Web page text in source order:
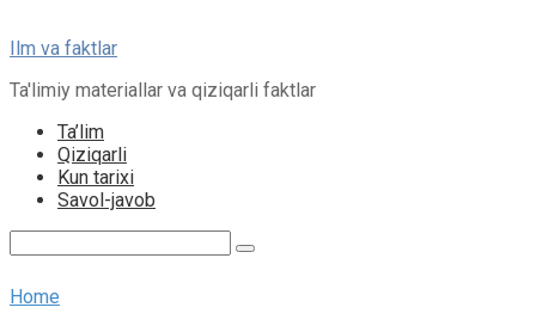
Skip
content
Ilm va faktlar
Ta'limiy materiallar va qiziqarli faktlar
Ta’lim
Qiziqarli
Kun tarixi
Savol-javob
Home